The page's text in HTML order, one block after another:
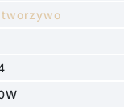
tworzywo